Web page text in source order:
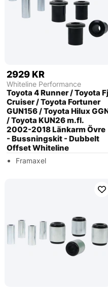
2929 KR
Whiteline Performance
Toyota 4 Runner / Toyota Fj
Cruiser / Toyota Fortuner
GUN156 / Toyota Hilux
/ Toyota KUN26 m.fl.
2002-2018 Länkarm Övre
- Bussningskit - Dubbelt
Offset Whiteline
Framaxel